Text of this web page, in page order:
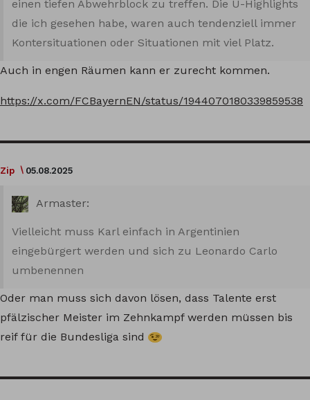
einen tiefen Abwehrblock zu treffen. Die U-Highlights
die ich gesehen habe, waren auch tendenziell immer
Kontersituationen oder Situationen mit viel Platz.
Auch in engen Räumen kann er zurecht kommen.
https://x.com/FCBayernEN/status/1944070180339859538
Zip 05.08.2025
Armaster:
Vielleicht muss Karl einfach in Argentinien
eingebürgert werden und sich zu Leonardo Carlo
umbenennen
Oder man muss sich davon lösen, dass Talente erst
pfälzischer Meister im Zehnkampf werden müssen bis
reif für die Bundesliga sind